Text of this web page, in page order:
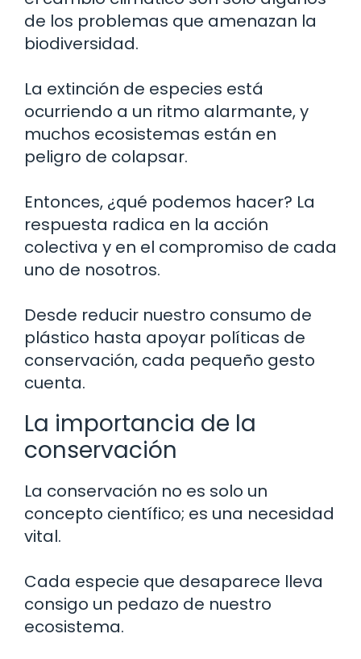
de los problemas que amenazan la
biodiversidad.
La extinción de especies está
ocurriendo a un ritmo alarmante, y
muchos ecosistemas están en
peligro de colapsar.
Entonces, ¿qué podemos hacer? La
respuesta radica en la acción
colectiva y en el compromiso de cada
uno de nosotros.
Desde reducir nuestro consumo de
plástico hasta apoyar políticas de
conservación, cada pequeño gesto
cuenta.
La importancia de la
conservación
La conservación no es solo un
concepto científico; es una necesidad
vital.
Cada especie que desaparece lleva
consigo un pedazo de nuestro
ecosistema.